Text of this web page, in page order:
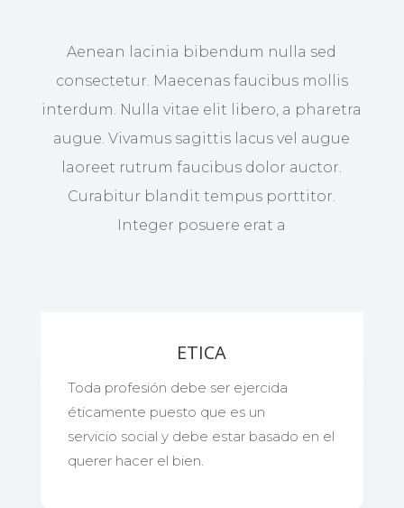
Aenean lacinia bibendum nulla sed
consectetur. Maecenas faucibus mollis
interdum. Nulla vitae elit libero, a pharetra
augue. Vivamus sagittis lacus vel augue
laoreet rutrum faucibus dolor auctor.
Curabitur blandit tempus porttitor.
Integer posuere erat a
ETICA
Toda profesión debe ser ejercida
éticamente puesto que es un
servicio social y debe estar basado en el
querer hacer el bien.